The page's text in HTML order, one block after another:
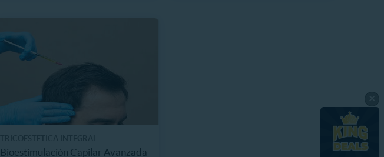
Bioestimulación Capilar Avanzada